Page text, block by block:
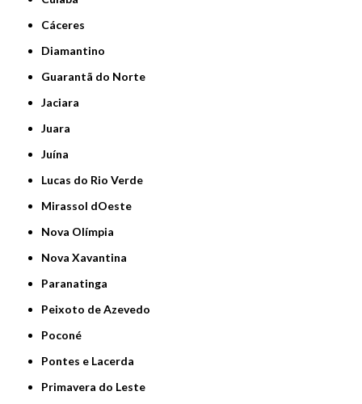
Cáceres
Diamantino
Guarantã do Norte
Jaciara
Juara
Juína
Lucas do Rio Verde
Mirassol dOeste
Nova Olímpia
Nova Xavantina
Paranatinga
Peixoto de Azevedo
Poconé
Pontes e Lacerda
Primavera do Leste